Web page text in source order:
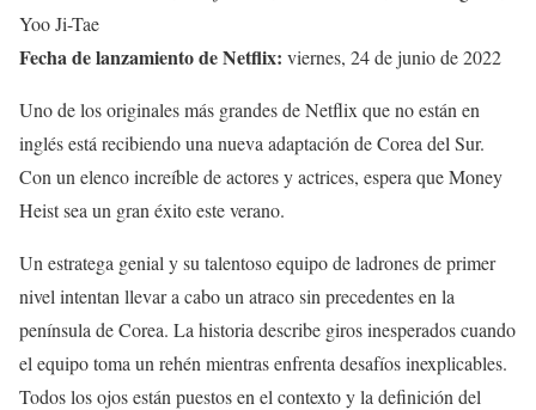
Yoo Ji-Tae
Fecha de lanzamiento de Netflix: viernes, 24 de junio de 2022
Uno de los originales más grandes de Netflix que no están en
inglés está recibiendo una nueva adaptación de Corea del Sur.
Con un elenco increíble de actores y actrices, espera que Money
Heist sea un gran éxito este verano.
Un estratega genial y su talentoso equipo de ladrones de primer
nivel intentan llevar a cabo un atraco sin precedentes en la
península de Corea. La historia describe giros inesperados cuando
el equipo toma un rehén mientras enfrenta desafíos inexplicables.
Todos los ojos están puestos en el contexto y la definición del